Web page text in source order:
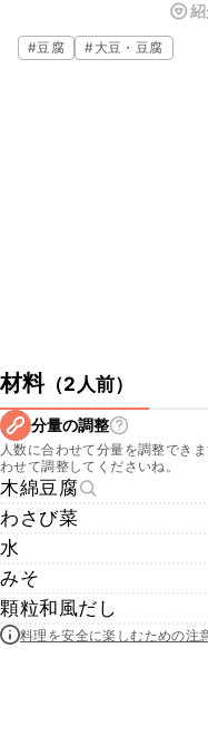
がっています。とても簡単
お試しください。
#豆腐 #大豆・豆腐
材料（2人前）
分量の調整
人数に合わせて分量を調整でき
わせて調整してくださいね。
木綿豆腐
わさび菜
水
みそ
顆粒和風だし
料理を安全に楽しむための注